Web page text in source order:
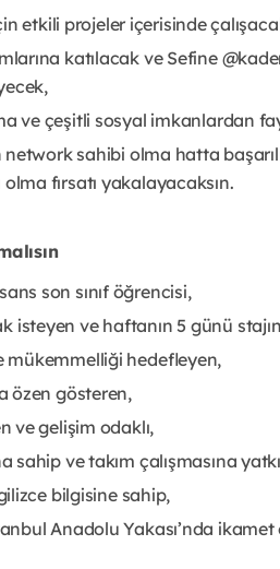
etkili projeler içerisinde
katılacak ve Sefine
ve çeşitli sosyal imkanlardan
sahibi olma hatta
fırsatı yakalayacaksın.
son sınıf öğrencisi,
isteyen ve haftanın 5 günü
mükemmelliği hedefleyen,
özen gösteren,
ve gelişim odaklı,
sahip ve takım çalışmasına
bilgisine sahip,
Anadolu Yakası’nda ikamet